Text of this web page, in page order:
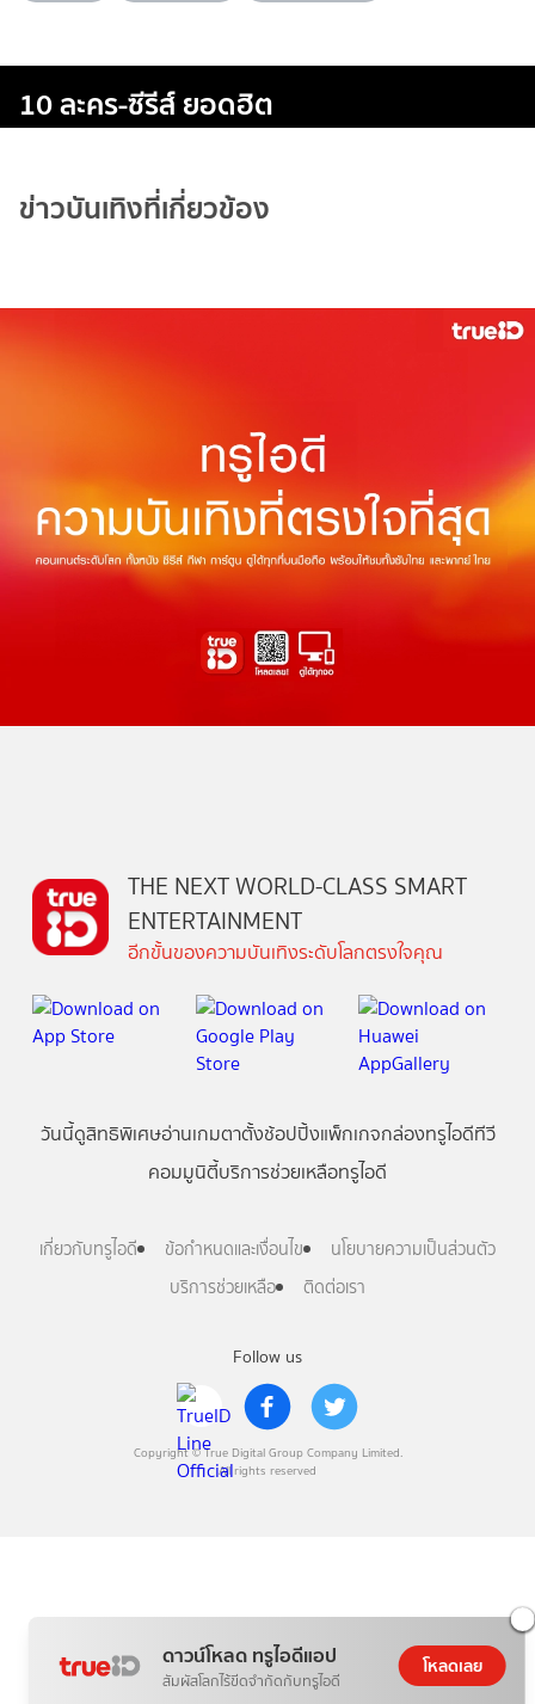
10 ละคร-ซีรีส์ ยอดฮิต
ข่าวบันเทิงที่เกี่ยวข้อง
ดาวน์โหลด ทรูไอดีแอป
สัมผัสโลกไร้ขีดจำกัดกับทรูไอดี
โหลดเลย
Follow us
Copyright © True Digital Group Company Limited.
All rights reserved
THE NEXT WORLD-CLASS SMART
ENTERTAINMENT
อีกขั้นของความบันเทิงระดับโลกตรงใจคุณ
วันนี้ดูสิทธิพิเศษอ่านเกมตาตั้งช้อปปิ้งแพ็กเกจกล่องทรูไอดีทีวี
คอมมูนิตี้บริการช่วยเหลือทรูไอดี
เกี่ยวกับทรูไอดี ข้อกำหนดและเงื่อนไข
นโยบายความเป็นส่วนตัว
บริการช่วยเหลือ
ติดต่อเรา